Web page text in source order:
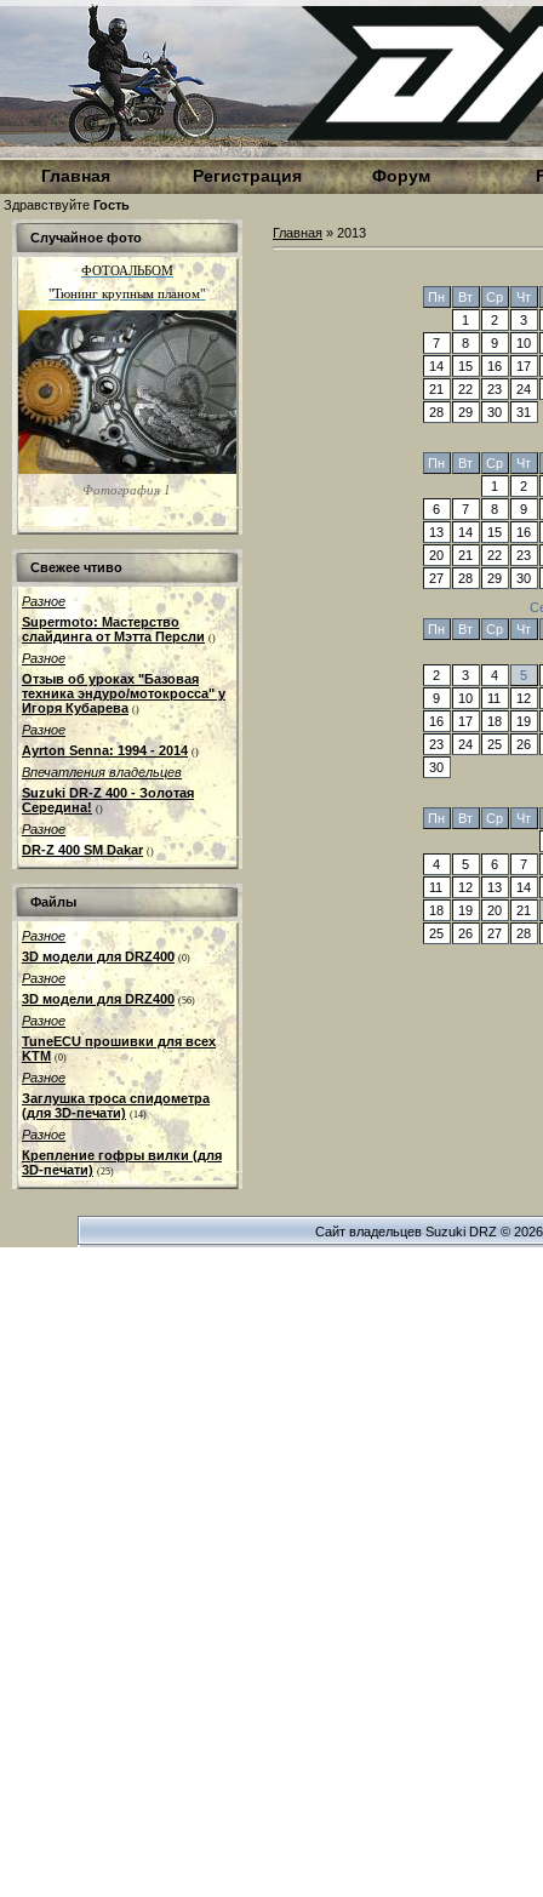
Главная Регистрация Форум
Здравствуйте Гость
Случайное фото
ФОТОАЛЬБОМ
"Тюнинг крупным планом"
Фотография 1
Свежее чтиво
Разное
Supermoto: Мастерство
слайдинга от Мэтта Персли ()
Разное
Отзыв об уроках "Базовая
техника эндуро/мотокросса" у
Игоря Кубарева ()
Разное
Ayrton Senna: 1994 - 2014 ()
Впечатления владельцев
Suzuki DR-Z 400 - Золотая
Середина! ()
Разное
DR-Z 400 SM Dakar ()
Файлы
Разное
3D модели для DRZ400 (0)
Разное
3D модели для DRZ400 (56)
Разное
TuneECU прошивки для всех
KTM (0)
Разное
Заглушка троса спидометра
(для 3D-печати) (14)
Разное
Крепление гофры вилки (для
3D-печати) (25)
Главная » 2013
Пн Вт Ср
Чт
1
2
3
7
8 9
10
14
15 16
17
21
22 23
24
28
29 30 31
Пн Вт Ср
Чт
1
2
6
7 8
9
13
14 15
16
20
21 22
23
27
28 29
30
Пн
Вт Ср Чт
2 3 4
5
9
10 11
12
16
17 18
19
23
24 25
26
30
Пн Вт Ср Чт
4 5 6
7
11
12 13
14
18
19 20
21
25
26 27 28
Сайт владельцев Suzuki DRZ © 2026